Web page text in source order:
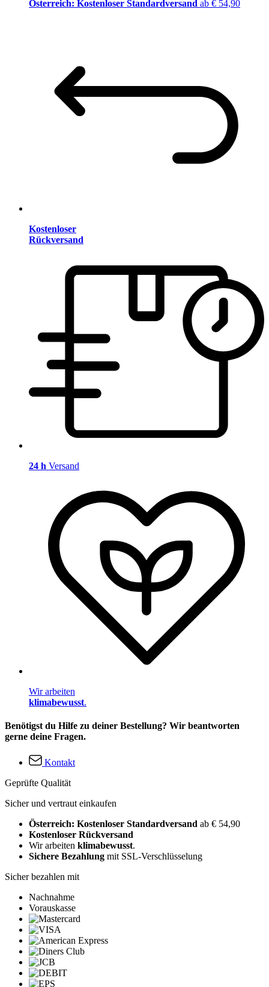
Österreich: Kostenloser Standardversand ab € 54,90
Kostenloser
Rückversand
24 h Versand
Wir arbeiten
klimabewusst.
Benötigst du Hilfe zu deiner Bestellung? Wir beantworten
gerne deine Fragen.
Kontakt
Geprüfte Qualität
Sicher und vertraut einkaufen
Österreich: Kostenloser Standardversand ab € 54,90
Kostenloser Rückversand
Wir arbeiten klimabewusst.
Sichere Bezahlung mit SSL-Verschlüsselung
Sicher bezahlen mit
Nachnahme
Vorauskasse